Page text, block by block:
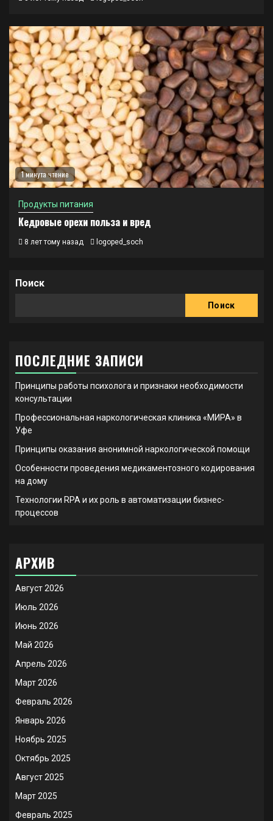
1 минута чтение
Продукты питания
Кедровые орехи польза и вред
8 лет тому назад logoped_soch
Поиск
Поиск
ПОСЛЕДНИЕ ЗАПИСИ
Принципы работы психолога и признаки необходимости
консультации
Профессиональная наркологическая клиника «МИРА» в
Уфе
Принципы оказания анонимной наркологической помощи
Особенности проведения медикаментозного кодирования
на дому
Технологии RPA и их роль в автоматизации бизнес-
процессов
АРХИВ
Август 2026
Июль 2026
Июнь 2026
Май 2026
Апрель 2026
Март 2026
Февраль 2026
Январь 2026
Ноябрь 2025
Октябрь 2025
Август 2025
Март 2025
Февраль 2025